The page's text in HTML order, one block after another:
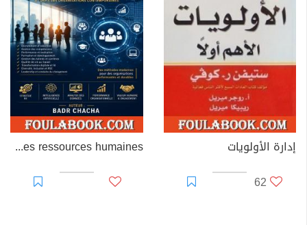
إدارة الأولويات
62
Les méthodes de gestion des ressources humaines